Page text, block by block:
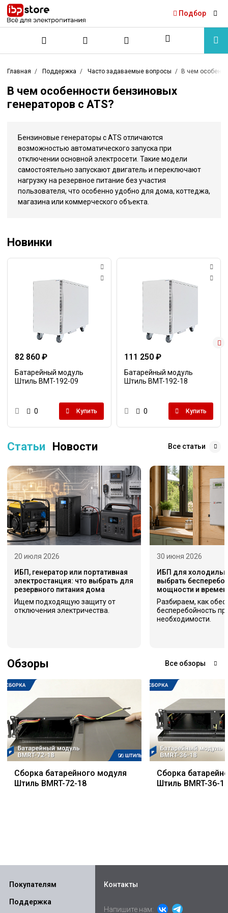
Подбор
Главная Поддержка Часто задаваемые вопросы В чем
В чем особенности бензиновых
генераторов с ATS?
Бензиновые генераторы с ATS отличаются
возможностью автоматического запуска при
отключении основной электросети. Такие модели
самостоятельно запускают двигатель и переключают
нагрузку на резервное питание без участия
пользователя, что особенно удобно для дома, коттеджа,
магазина или коммерческого объекта.
Новинки
82 860 ₽
Батарейный модуль
Штиль BMT-192-09
0 Купить
111 250 ₽
Батарейный модуль
Штиль BMT-192-18
0 Купить
Статьи Новости Все статьи
20 июля 2026
ИБП, генератор или портативная
электростанция: что выбрать для
резервного питания дома
Ищем подходящую защиту от
отключения электричества.
30 июня 2026
ИБП для
выбрать
мощности и
Разбираем, как
бесперебойность
необходимости.
Обзоры Все обзоры
Сборка батарейного модуля
Штиль BMRT-72-18
Сборка
Штиль BMRT-36-
Покупателям
Поддержка
Контакты
Напишите нам: